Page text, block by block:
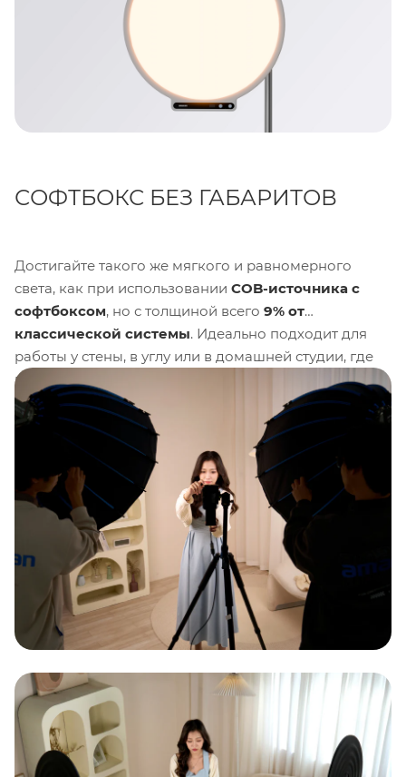
СОФТБОКС БЕЗ ГАБАРИТОВ
Достигайте такого же мягкого и равномерного
света, как при использовании COB-источника с
софтбоксом, но с толщиной всего 9% от
классической системы. Идеально подходит для
работы у стены, в углу или в домашней студии, где
важен каждый сантиметр пространства.